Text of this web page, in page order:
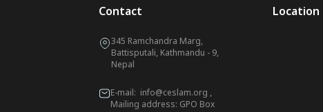
Contact
345 Ramchandra Marg,
Battisputali, Kathmandu - 9,
Nepal
E-mail: info@ceslam.org ,
Mailing address: GPO Box
Location